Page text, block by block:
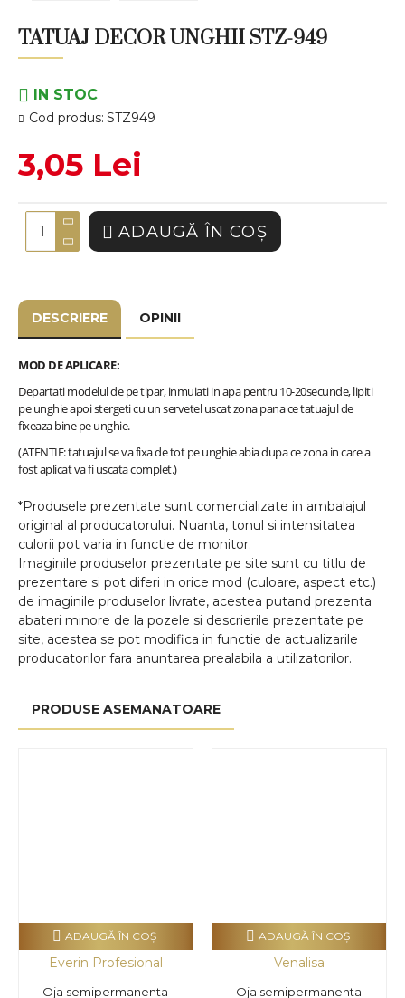
TATUAJ DECOR UNGHII STZ-949
IN STOC
Cod produs: STZ949
3,05 Lei
ADAUGĂ ÎN COŞ
DESCRIERE OPINII
MOD DE APLICARE:
Departati modelul de pe tipar, inmuiati in apa pentru 10-20secunde, lipiti
pe unghie apoi stergeti cu un servetel uscat zona pana ce tatuajul de
fixeaza bine pe unghie.
(ATENTIE: tatuajul se va fixa de tot pe unghie abia dupa ce zona in care a
fost aplicat va fi uscata complet.)
*Produsele prezentate sunt comercializate in ambalajul
original al producatorului. Nuanta, tonul si intensitatea
culorii pot varia in functie de monitor.
Imaginile produselor prezentate pe site sunt cu titlu de
prezentare si pot diferi in orice mod (culoare, aspect etc.)
de imaginile produselor livrate, acestea putand prezenta
abateri minore de la pozele si descrierile prezentate pe
site, acestea se pot modifica in functie de actualizarile
producatorilor fara anuntarea prealabila a utilizatorilor.
PRODUSE ASEMANATOARE
Everin Profesional
Oja semipermanenta
ADAUGĂ ÎN COŞ
Venalisa
Oja semipermanenta
ADAUGĂ ÎN COŞ